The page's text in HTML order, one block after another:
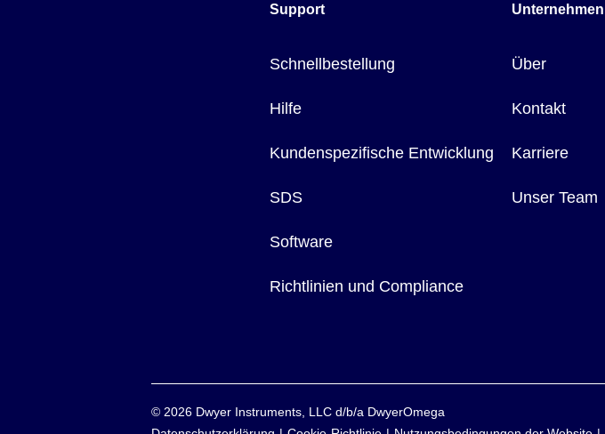
Support
Schnellbestellung
Hilfe
Kundenspezifische Entwicklung
SDS
Software
Richtlinien und Compliance
Unternehmen
Über
Kontakt
Karriere
Unser Team
© 2026 Dwyer Instruments, LLC d/b/a DwyerOmega